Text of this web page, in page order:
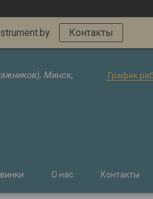
Контакты
Минск,
График
О нас Контакты